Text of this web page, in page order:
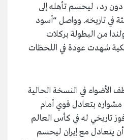
رد، ليحسم تأهله إلى
في تاريخه. وواصل “أسود
من البطولة بركلات
شهدت عودة في اللحظات
الأضواء في النسخة الحالية
مشواره بتعادل قوي أمام
تاريخي له في كأس العالم
أن يتعادل مع إيران ليحسم